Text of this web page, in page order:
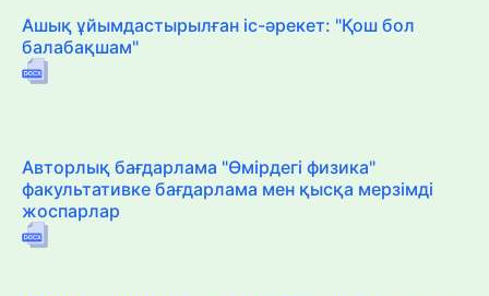
Ашық ұйымдастырылған іс-әрекет: "Қош бол
балабақшам"
Авторлық бағдарлама "Өмірдегі физика"
факультативке бағдарлама мен қысқа мерзімді
жоспарлар